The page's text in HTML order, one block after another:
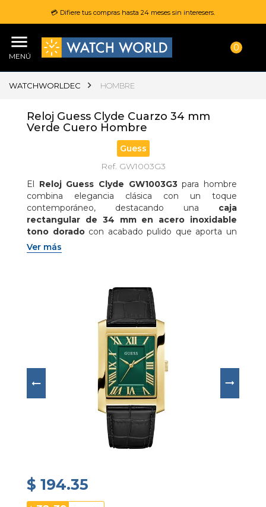
💳 Difiere tus compras hasta 24 meses sin interesers.
MENÚ
0
WATCHWORLDEC HOMBRE
Reloj Guess Clyde Cuarzo 34 mm
Verde Cuero Hombre
Guess
Ref. GW1003G3
El Reloj Guess Clyde GW1003G3 para hombre
combina elegancia clásica con un toque
contemporáneo, destacando una caja
rectangular de 34 mm en acero inoxidable
tono dorado con acabado pulido que aporta un
estilo refinado y distinguido; equipado con
movimiento de cuarzo analógico
números romanos y detalles estructurados
que refuerzan su estética sofisticada; se completa
correa de cuero genuino con textura
croco y cierre de hebilla que ofrece comodidad
y elegancia para el uso diario o eventos formales,
cristal mineral resistente
resistencia al agua de hasta 30
, convirtiéndolo en un reloj ideal para
quienes buscan un accesorio elegante que
combine diseño clásico y presencia moderna.
Ver más
$ 194.35